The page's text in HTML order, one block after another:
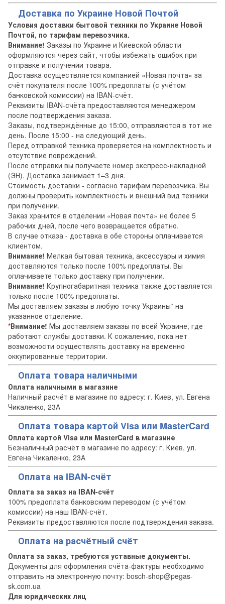
Доставка по Украине Новой Почтой
Условия доставки бытовой техники по Украине Новой
Почтой, по тарифам перевозчика.
Внимание! Заказы по Украине и Киевской области
оформляются через сайт, чтобы избежать ошибок при
отправке и получении товара.
Доставка осуществляется компанией «Новая почта» за
счёт покупателя после 100% предоплаты (с учётом
банковской комиссии) на IBAN-счёт.
Реквизиты IBAN-счёта предоставляются менеджером
после подтверждения заказа.
Заказы, подтверждённые до 15:00, отправляются в тот же
день. После 15:00 - на следующий день.
Перед отправкой техника проверяется на комплектность и
отсутствие повреждений.
После отправки вы получаете номер экспресс-накладной
(ЭН). Доставка занимает 1–3 дня.
Стоимость доставки - согласно тарифам перевозчика. Вы
должны проверить комплектность и внешний вид техники
при получении.
Заказ хранится в отделении «Новая почта» не более 5
рабочих дней, после чего возвращается обратно.
В случае отказа - доставка в обе стороны оплачивается
клиентом.
Внимание! Мелкая бытовая техника, аксессуары и химия
доставляются только после 100% предоплаты. Вы
оплачиваете только доставку при получении.
Внимание! Крупногабаритная техника также доставляется
только после 100% предоплаты.
Мы доставляем заказы в любую точку Украины* на
указанное отделение.
*Внимание! Мы доставляем заказы по всей Украине, где
работают службы доставки. К сожалению, пока нет
возможности осуществлять доставку на временно
оккупированные территории.
Оплата товара наличными
Оплата наличными в магазине
Наличный расчёт в магазине по адресу: г. Киев, ул. Евгена
Чикаленко, 23А
Оплата товара картой Visa или MasterCard
Оплата картой Visa или MasterCard в магазине
Безналичный расчёт в магазине по адресу: г. Киев, ул.
Евгена Чикаленко, 23А
Оплата на IBAN-счёт
Оплата за заказ на IBAN-счёт
100% предоплата банковским переводом (с учётом
комиссии) на наш IBAN-счёт.
Реквизиты предоставляются после подтверждения заказа.
Оплата на расчётный счёт
Оплата за заказ, требуются уставные документы.
Документы для оформления счёта-фактуры необходимо
отправить на электронную почту: bosch-shop@pegas-
sk.com.ua
Для юридических лиц